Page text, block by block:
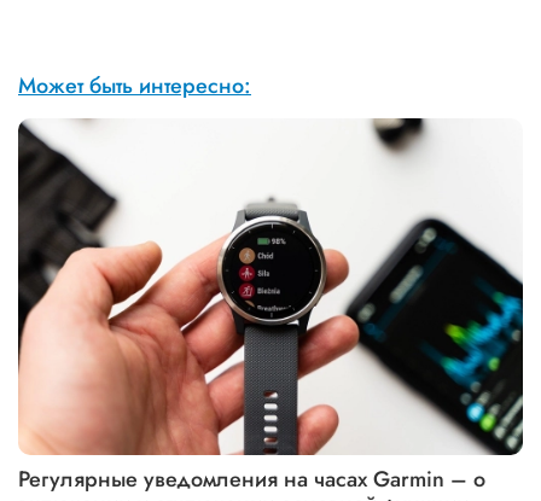
Может быть интересно:
Регулярные уведомления на часах Garmin – о